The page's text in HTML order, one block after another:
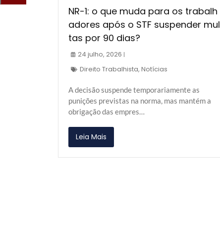
NR-1: o que muda para os trabalh
adores após o STF suspender mul
tas por 90 dias?
24 julho, 2026
Direito Trabalhista, Notícias
A decisão suspende temporariamente as
punições previstas na norma, mas mantém a
obrigação das empres…
Leia Mais